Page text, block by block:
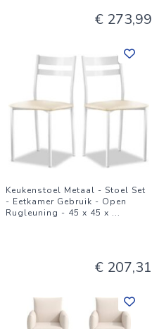
€ 273,99
Keukenstoel Metaal - Stoel Set
- Eetkamer Gebruik - Open
Rugleuning - 45 x 45 x ...
€ 207,31